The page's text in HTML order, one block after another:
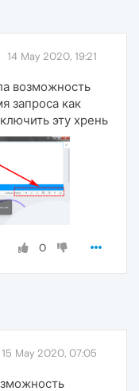
14 May 2020, 19:21
возможность
запроса как
эту хрень
0
15 May 2020, 07:05